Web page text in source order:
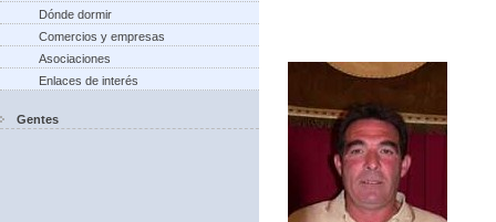
Dónde dormir
Comercios y empresas
Asociaciones
Enlaces de interés
Gentes